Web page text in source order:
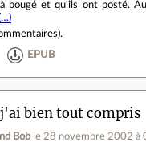
bougé et qu'ils ont posté.
).
EPUB
bien tout compris
Bob le 28 novembre 2002 à